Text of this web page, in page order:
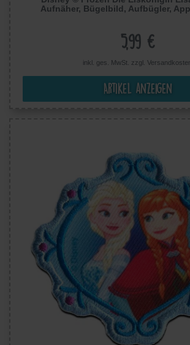
Aufnäher, Bügelbild, Aufbügler,
5,99 €
inkl. ges. MwSt. zzgl.
Artikel anzeigen